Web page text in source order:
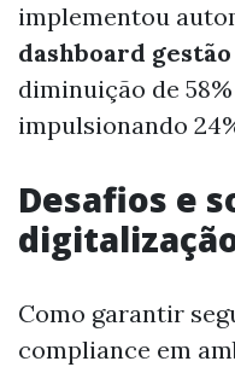
implementou
dashboard
diminuição de
impulsionando
Desafios e
Como garantir
compliance em